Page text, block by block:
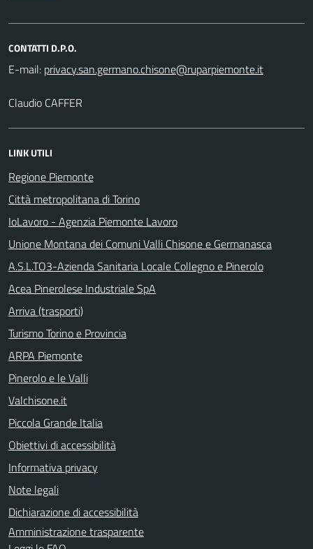
CONTATTI D.P.O.
E-mail:
Claudio CAFFER
LINK UTILI
Regione Piemonte
Città metropolitana di Torino
IoLavoro - Agenzia Piemonte Lavoro
Unione Montana dei Comuni Valli Chisone e Germanasca
A.S.L.TO3-Azienda Sanitaria Locale Collegno e Pinerolo
Acea Pinerolese Industriale SpA
Arriva (trasporti)
Turismo Torino e Provincia
ARPA Piemonte
Pinerolo e le Valli
Valchisone.it
Piccola Grande Italia
Obiettivi di accessibilità
Informativa privacy
Note legali
Dichiarazione di accessibilità
Amministrazione trasparente